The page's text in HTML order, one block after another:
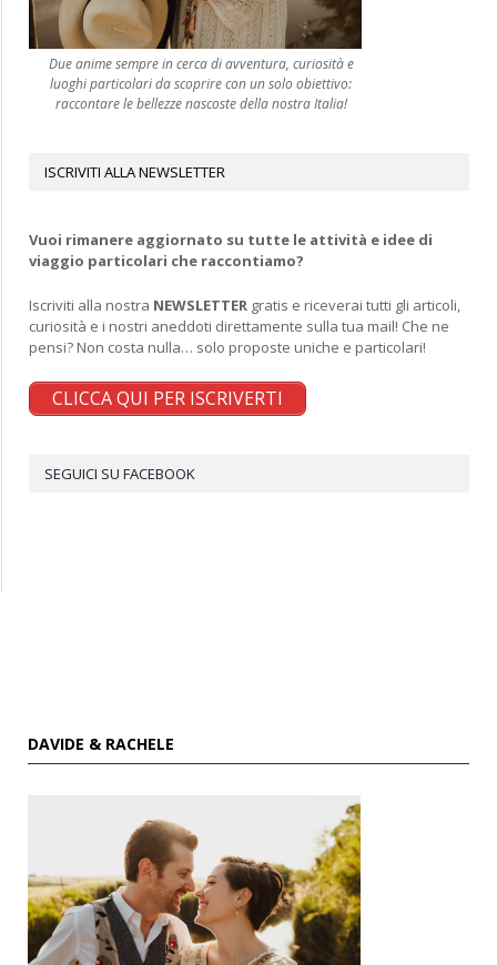
Due anime sempre in cerca di avventura, curiosità e
luoghi particolari da scoprire con un solo obiettivo:
raccontare le bellezze nascoste della nostra Italia!
ISCRIVITI ALLA NEWSLETTER
Vuoi rimanere aggiornato su tutte le attività e idee di
viaggio particolari che raccontiamo?
Iscriviti alla nostra NEWSLETTER gratis e riceverai tutti gli articoli,
curiosità e i nostri aneddoti direttamente sulla tua mail! Che ne
pensi? Non costa nulla… solo proposte uniche e particolari!
CLICCA QUI PER ISCRIVERTI
SEGUICI SU FACEBOOK
DAVIDE & RACHELE